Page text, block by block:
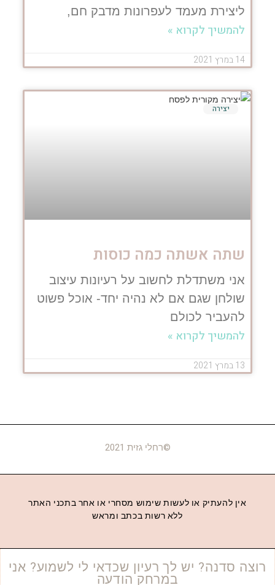
ליצירת מעמד לעפרונות מדבק חם,
להמשיך לקרוא »
14 במרץ 2021
יצירה
שתה אשתה כמה כוסות
אני משתדלת לחשוב על רעיונות עיצוב
שולחן שגם אם לא נהיה יחד- אוכל פשוט
להעביר לכולם
להמשיך לקרוא »
13 במרץ 2021
©רחלי גזית 2021
אין להעתיק או לעשות שימוש מסחרי או אחר בתכני האתר
ללא רשות בכתב ומראש
רוצה סדנה? יש לך רעיון שכדאי לי לשמוע? אני
במרחק הודעה